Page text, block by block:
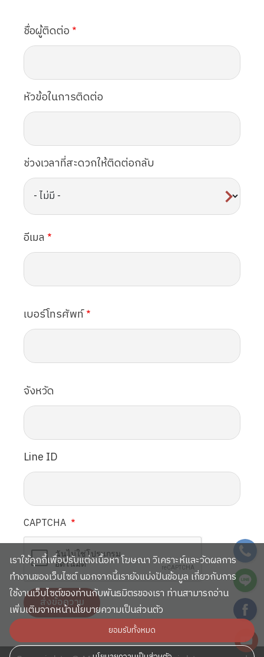
ชื่อผู้ติดต่อ
หัวข้อในการติดต่อ
ช่วงเวลาที่สะดวกให้ติดต่อกลับ
อีเมล
เบอร์โทรศัพท์
จังหวัด
Line ID
CAPTCHA
เราใช้คุกกี้เพื่อปรับแต่งเนื้อหา โฆษณา วิเคราะห์และวัดผลการ
ทำงานของเว็บไซต์ นอกจากนี้เรายังแบ่งปันข้อมูล เกี่ยวกับการ
ใช้งานเว็บไซต์ของท่านกับพันธมิตรของเรา ท่านสามารถอ่าน
เพิ่มเติมจากหน้านโยบายความเป็นส่วนตัว
ยอมรับทั้งหมด
SVG
SVG
SVG
SVG